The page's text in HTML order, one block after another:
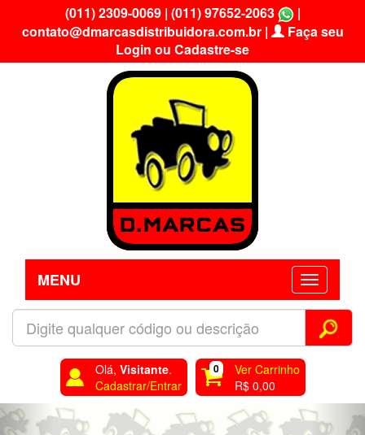
(011) 2309-0069| (011) 97652-2063
|
contato@dmarcasdistribuidora.com.br|
Faça seu
Login ou Cadastre-se
MENU
Olá, Visitante.
Cadastrar/Entrar
0
Ver Carrinho
R$ 0,00
Previous